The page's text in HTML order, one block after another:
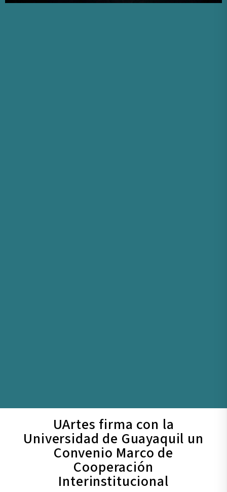
UArtes firma con la
Universidad de Guayaquil un
Convenio Marco de
Cooperación
Interinstitucional